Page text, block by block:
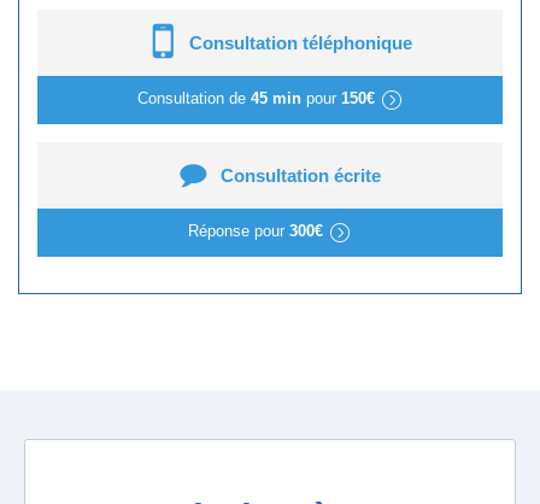
Consultation téléphonique
Consultation de 45 minpour 150€
Consultation écrite
Réponse pour 300€